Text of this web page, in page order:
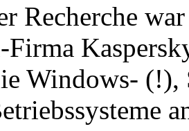
Recherche
Windows-